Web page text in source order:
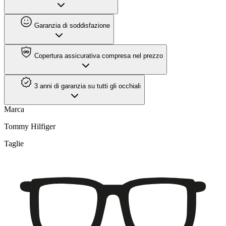
Garanzia di soddisfazione
Copertura assicurativa compresa nel prezzo
3 anni di garanzia su tutti gli occhiali
Marca
Tommy Hilfiger
Taglie